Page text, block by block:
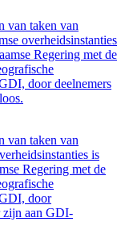
van taken van
overheidsinstanties
Regering met de
door deelnemers
van taken van
is
Regering met de
door
zijn aan GDI-